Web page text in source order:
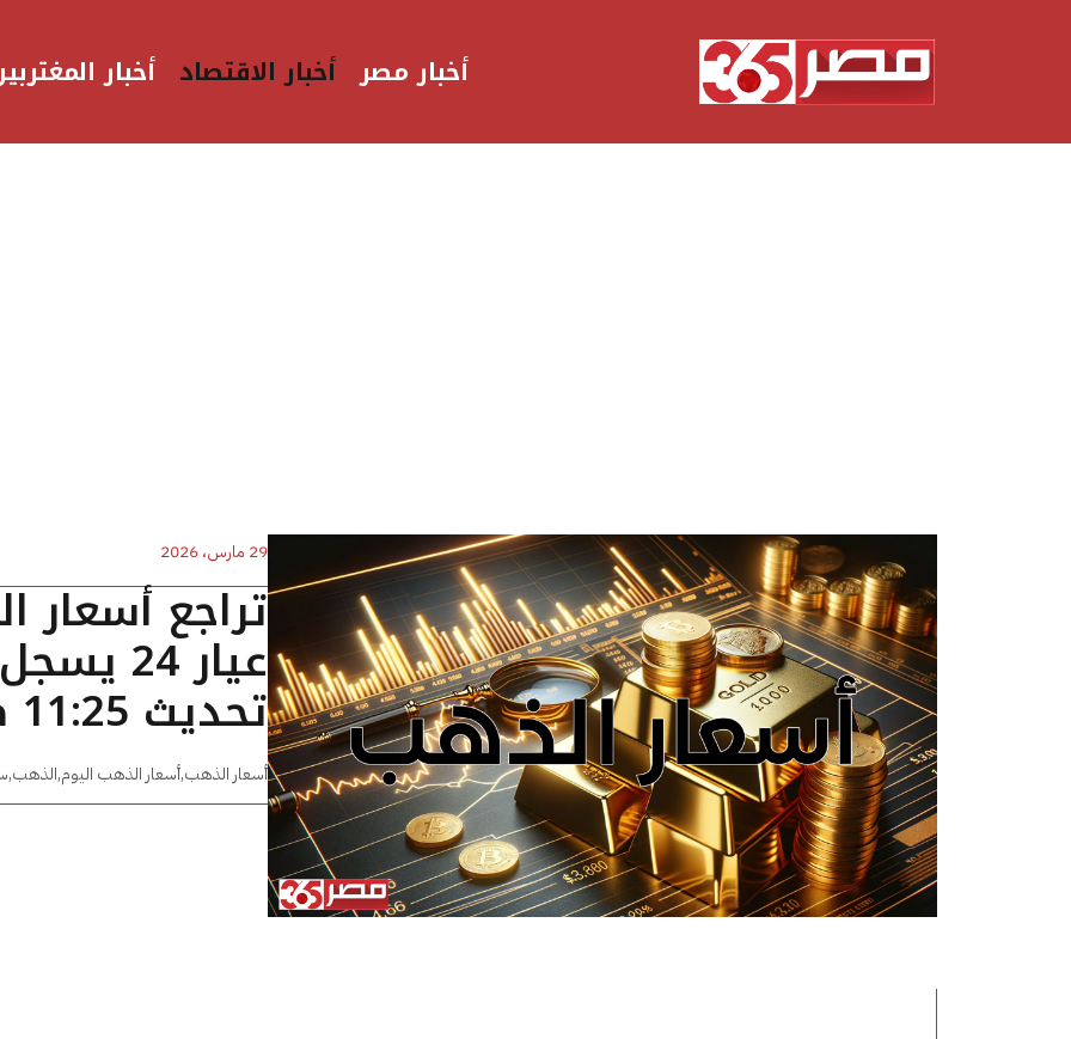
أخبار مصر أخبار الاقتصاد أخبار
29 مارس، 2026
تراجع
تحديث 11:25 صباحا
أسعار الذهب,أسعار الذهب اليوم,الذهب,